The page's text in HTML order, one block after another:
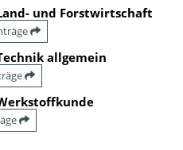
und Forstwirtschaft
allgemein